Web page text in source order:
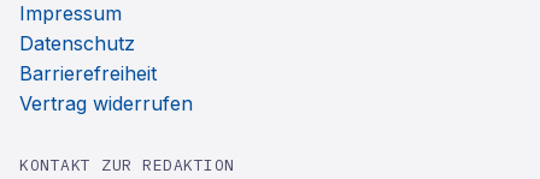
Impressum
Datenschutz
Barrierefreiheit
Vertrag widerrufen
KONTAKT ZUR REDAKTION